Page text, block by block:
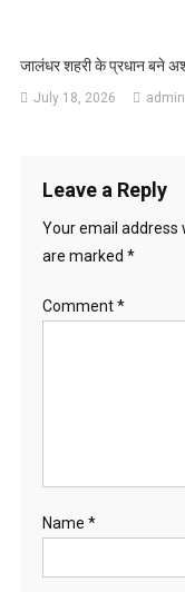
जालंधर शहरी के प्रधान बने
July 18, 2026 admin
Leave a Reply
Your email address
are marked *
Comment*
Name *